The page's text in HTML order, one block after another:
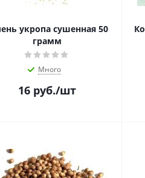
укропа сушенная 50
грамм
Много
16руб./шт